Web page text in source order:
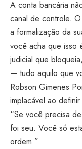
A conta bancária
canal de controle.
a formalização da
você acha que isso
judicial que
— tudo aquilo que
Robson Gimenes
implacável ao definir
“Se você precisa
foi seu. Você só
ordem.”